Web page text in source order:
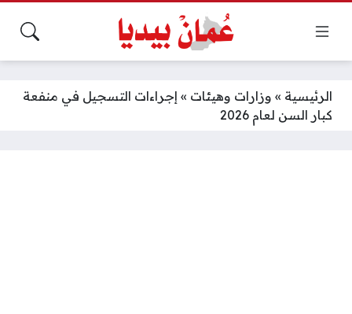
الرئيسية » وزارات وهيئات » إجراءات التسجيل في منفعة
كبار السن لعام 2026